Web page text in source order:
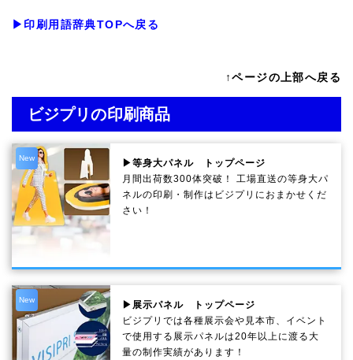
▶印刷用語辞典TOPへ戻る
↑ページの上部へ戻る
ビジプリの印刷商品
New
▶等身大パネル トップページ
月間出荷数300体突破！ 工場直送の等身大パ
ネルの印刷・制作は ビジプリ におまかせくだ
さい！
New
▶展示パネル トップページ
ビジプリでは各種展示会や見本市、イベント
で使用する展示パネルは20年以上に渡る大
量の制作実績があります！